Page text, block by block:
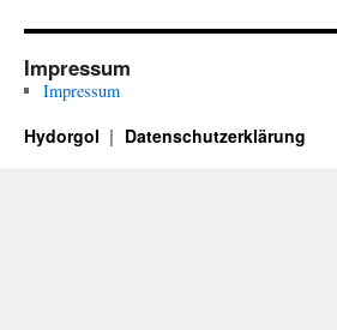
Impressum
Impressum
Hydorgol Datenschutzerklärung